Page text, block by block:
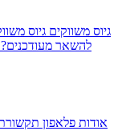
גיוס משווקים גיוס
להשאר מעודכנים?
אודות פלאפון